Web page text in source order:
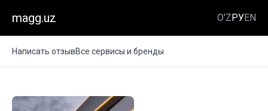
magg.uz O'ZРУEN
Написать отзывВсе сервисы и бренды